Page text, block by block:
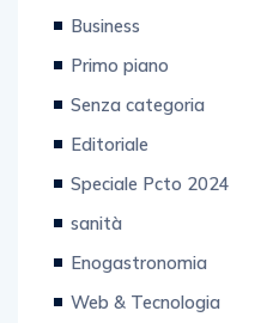
Business
Primo piano
Senza categoria
Editoriale
Speciale Pcto 2024
sanità
Enogastronomia
Web & Tecnologia